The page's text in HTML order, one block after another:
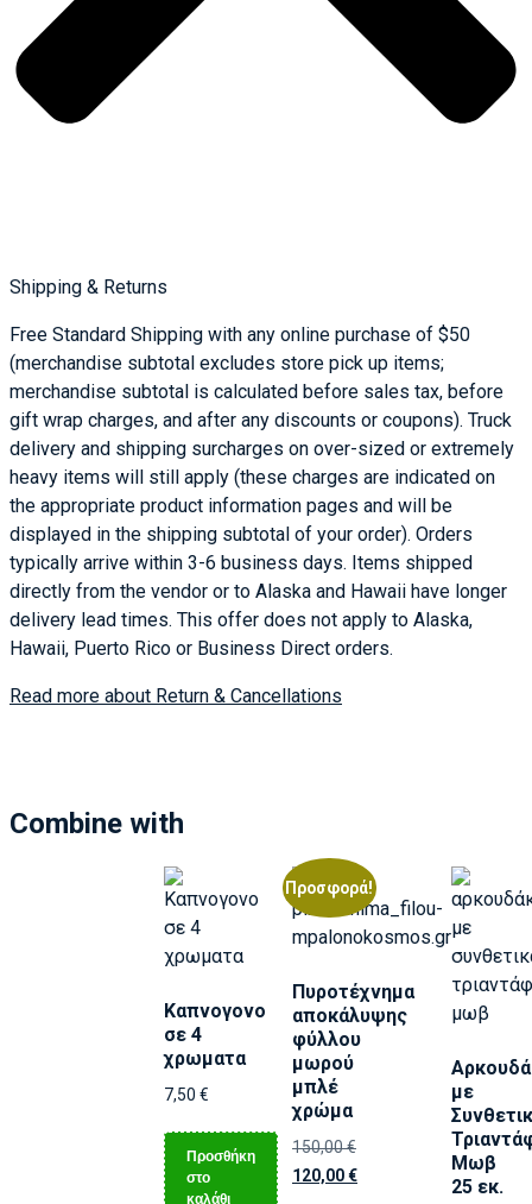
Shipping & Returns
Free Standard Shipping with any online purchase of $50
(merchandise subtotal excludes store pick up items;
merchandise subtotal is calculated before sales tax, before
gift wrap charges, and after any discounts or coupons). Truck
delivery and shipping surcharges on over-sized or extremely
heavy items will still apply (these charges are indicated on
the appropriate product information pages and will be
displayed in the shipping subtotal of your order). Orders
typically arrive within 3-6 business days. Items shipped
directly from the vendor or to Alaska and Hawaii have longer
delivery lead times. This offer does not apply to Alaska,
Hawaii, Puerto Rico or Business Direct orders.
Read more about Return & Cancellations
Combine with
Καπνογονο
σε 4
χρωματα
7,50 €
Προσθήκη
στο
καλάθι
Προσφορά!
Πυροτέχνημα
αποκάλυψης
φύλλου
μωρού
μπλέ
χρώμα
150,00€
120,00€
με
Μωβ
25 εκ.